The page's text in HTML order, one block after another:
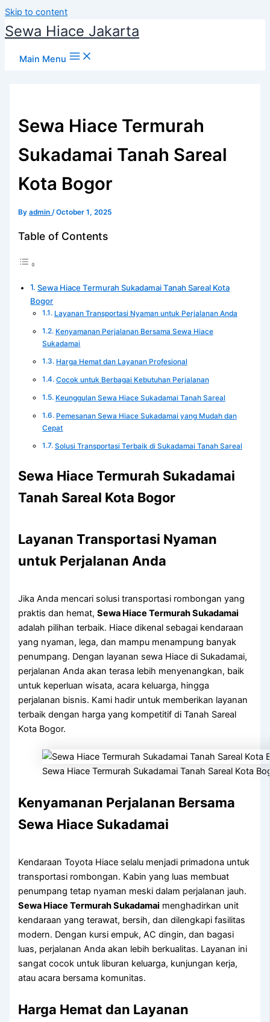
Skip to content
Sewa Hiace Jakarta
Main Menu
Sewa Hiace Termurah
Sukadamai Tanah Sareal
Kota Bogor
Byadmin/October 1, 2025
Table of Contents
Sewa Hiace Termurah Sukadamai Tanah Sareal Kota
Bogor
Layanan Transportasi Nyaman untuk Perjalanan Anda
Kenyamanan Perjalanan Bersama Sewa Hiace
Sukadamai
Harga Hemat dan Layanan Profesional
Cocok untuk Berbagai Kebutuhan Perjalanan
Keunggulan Sewa Hiace Sukadamai Tanah Sareal
Pemesanan Sewa Hiace Sukadamai yang Mudah dan
Cepat
Solusi Transportasi Terbaik di Sukadamai Tanah Sareal
Sewa Hiace Termurah Sukadamai
Tanah Sareal Kota Bogor
Layanan Transportasi Nyaman
untuk Perjalanan Anda
Jika Anda mencari solusi transportasi rombongan yang
praktis dan hemat,Sewa Hiace Termurah Sukadamai
adalah pilihan terbaik. Hiace dikenal sebagai kendaraan
yang nyaman, lega, dan mampu menampung banyak
penumpang. Dengan layanan sewa Hiace di Sukadamai,
perjalanan Anda akan terasa lebih menyenangkan, baik
untuk keperluan wisata, acara keluarga, hingga
perjalanan bisnis. Kami hadir untuk memberikan layanan
terbaik dengan harga yang kompetitif di Tanah Sareal
Kota Bogor.
Sewa Hiace Termurah Sukadamai Tanah Sareal Kota
Kenyamanan Perjalanan Bersama
Sewa Hiace Sukadamai
Kendaraan Toyota Hiace selalu menjadi primadona untuk
transportasi rombongan. Kabin yang luas membuat
penumpang tetap nyaman meski dalam perjalanan jauh.
Sewa Hiace Termurah Sukadamai menghadirkan unit
kendaraan yang terawat, bersih, dan dilengkapi fasilitas
modern. Dengan kursi empuk, AC dingin, dan bagasi
luas, perjalanan Anda akan lebih berkualitas. Layanan ini
sangat cocok untuk liburan keluarga, kunjungan kerja,
atau acara bersama komunitas.
Harga Hemat dan Layanan